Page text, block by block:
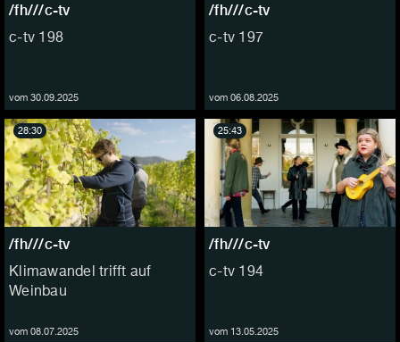
/fh///c-tv
c-tv 198
vom 30.09.2025
/fh///c-tv
c-tv 197
vom 06.08.2025
/fh///c-tv
Klimawandel trifft auf
Weinbau
vom 08.07.2025
28:30
/fh///c-tv
c-tv 194
vom 13.05.2025
25:43